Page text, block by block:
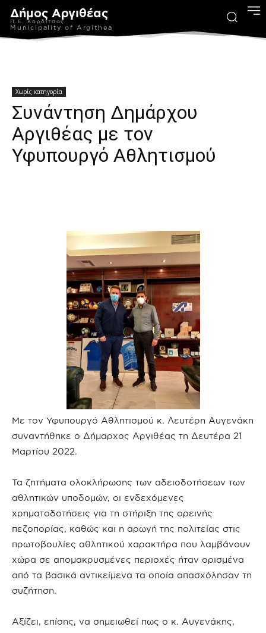
Δήμος Αργιθέας
Π.Ε. Καρδίτσας
Municipality of Argithea
Χωρίς κατηγορία
Συνάντηση Δημάρχου
Αργιθέας με τον
Υφυπουργό Αθλητισμού
Με τον Υφυπουργό Αθλητισμού κ. Λευτέρη Αυγενάκη
συναντήθηκε ο Δήμαρχος Αργιθέας τη Δευτέρα 21
Μαρτίου 2022.
Τα ζητήματα ολοκλήρωσης των αδειοδοτήσεων των
αθλητικών υποδομών, οι ενδεχόμενες
χρηματοδοτήσεις για τη στήριξη της ορεινής
πεζοπορίας, καθώς και η αρωγή της πολιτείας στις
πρωτοβουλίες αθλητικού χαρακτήρα που λαμβάνουν
χώρα σε απομακρυσμένες περιοχές ήταν ορισμένα
από τα βασικά αντικείμενα τα οποία απασχόλησαν τη
συζήτηση.
Αξίζει, επίσης, να σημειωθεί πως ο κ. Αυγενάκης,